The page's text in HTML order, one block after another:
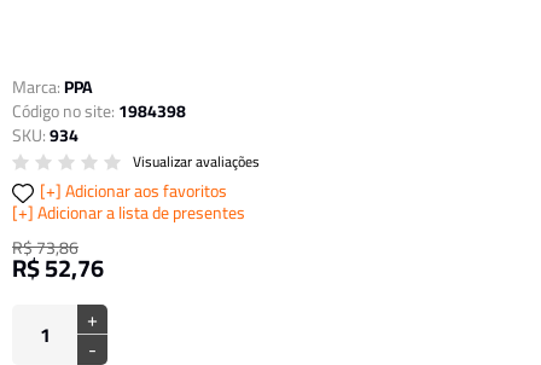
Marca:PPA
Código no site:1984398
SKU:934
Visualizar avaliações
Adicionar aos favoritos
Adicionar a lista de presentes
R$ 73,86
R$ 52,76
+
-